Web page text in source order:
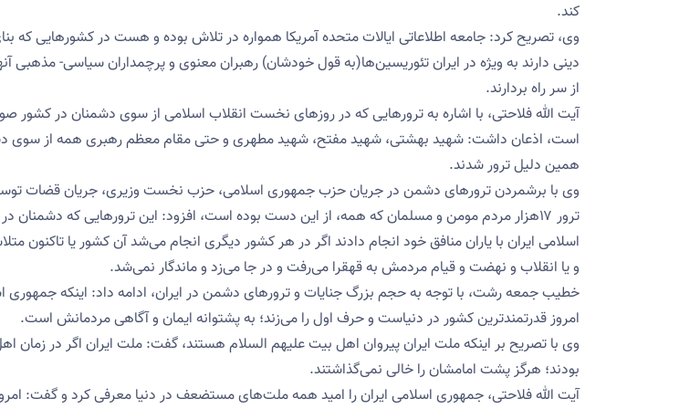
کند.
وی، تصریح کرد: جامعه اطلاعاتی ایالات متحده آمریکا همواره در تلاش بوده و هست در کشورهایی که
دینی دارند به ویژه در ایران تئوریسین‌ها(به قول خودشان) رهبران معنوی و پرچمداران سیاسی- مذهبی
از سر راه بردارند.
آیت الله فلاحتی، با اشاره به ترورهایی که در روزهای نخست انقلاب اسلامی از سوی دشمنان در کشور
است، اذعان داشت: شهید بهشتی، شهید مفتح، شهید مطهری و حتی مقام معظم رهبری همه از سوی
همین دلیل ترور شدند.
وی با برشمردن ترورهای دشمن در جریان حزب جمهوری اسلامی، حزب نخست وزیری، جریان قضات
ترور ۱۷هزار مردم مومن و مسلمان که همه، از این دست بوده است، افزود: این ترورهایی که دشمنان
اسلامی ایران با یاران منافق خود انجام دادند اگر در هر کشور دیگری انجام می‌شد آن کشور یا تاکنون
و یا انقلاب و نهضت و قیام مردمش به قهقرا می‌رفت و در جا می‌زد و ماندگار نمی‌شد.
خطیب جمعه رشت، با توجه به حجم بزرگ جنایات و ترورهای دشمن در ایران، ادامه داد: اینکه جمهوری
امروز قدرتمندترین کشور در دنیاست و حرف اول را می‌زند؛ به پشتوانه ایمان و آگاهی مردمانش است.
وی با تصریح بر اینکه ملت ایران پیروان اهل بیت علیهم السلام هستند، گفت: ملت ایران اگر در زمان
بودند؛ هرگز پشت امامشان را خالی نمی‌گذاشتند.
آیت الله فلاحتی، جمهوری اسلامی ایران را امید همه ملت‌های مستضعف در دنیا معرفی کرد و گفت: